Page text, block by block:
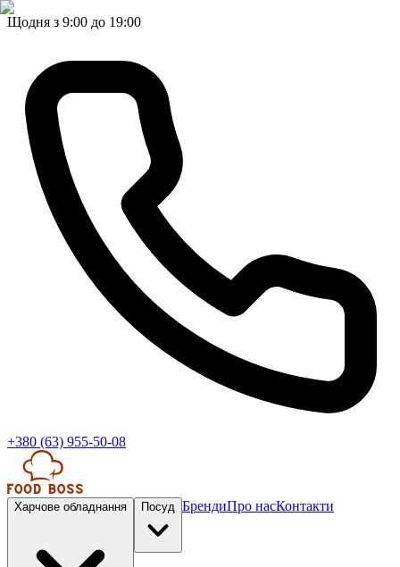
Щодня з 9:00 до 19:00
+380 (63) 955-50-08
Харчове обладнання Посуд БрендиПро насКонтакти